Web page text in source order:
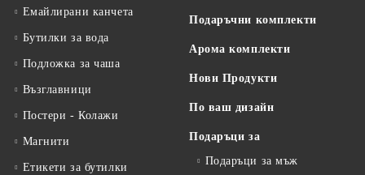
Емайлирани канчета
Бутилки за вода
Подложка за чаша
Възглавници
Постери - Колажи
Магнити
Етикети за бутилки
Подаръчни комплекти
Арома комплекти
Нови Продукти
По ваш дизайн
Подаръци за
Подаръци за мъж